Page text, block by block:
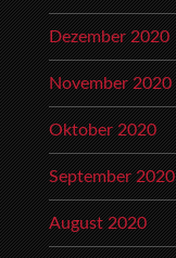
Dezember 2020
November 2020
Oktober 2020
September 2020
August 2020